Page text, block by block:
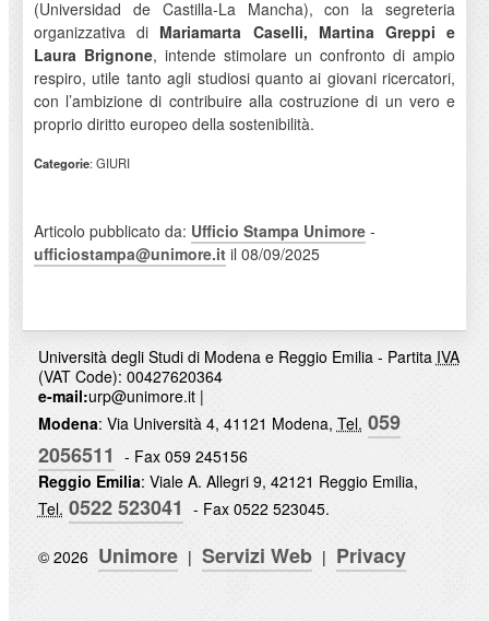
(Universidad de Castilla-La Mancha), con la segreteria
organizzativa di Mariamarta Caselli, Martina Greppi e
Laura Brignone, intende stimolare un confronto di ampio
respiro, utile tanto agli studiosi quanto ai giovani ricercatori,
con l’ambizione di contribuire alla costruzione di un vero e
proprio diritto europeo della sostenibilità.
Categorie: GIURI
Articolo pubblicato da: Ufficio Stampa Unimore-
ufficiostampa@unimore.itil 08/09/2025
Università degli Studi di Modena e Reggio Emilia - Partita IVA
(VAT Code): 00427620364
e-mail:urp@unimore.it|
Modena: Via Università 4, 41121 Modena, Tel. 059
2056511 - Fax 059 245156
Reggio Emilia: Viale A. Allegri 9, 42121 Reggio Emilia,
Tel. 0522 523041 - Fax 0522 523045.
© 2026 Unimore | Servizi Web | Privacy